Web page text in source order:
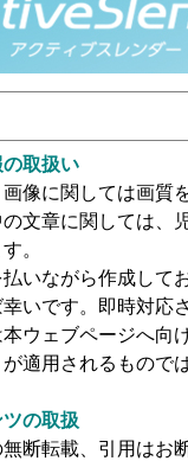
取扱い
像に関しては画質
文章に関しては、
。
いながら作成して
いです。即時対応
ウェブページへ向
適用されるもので
の取扱
断転載、引用はお